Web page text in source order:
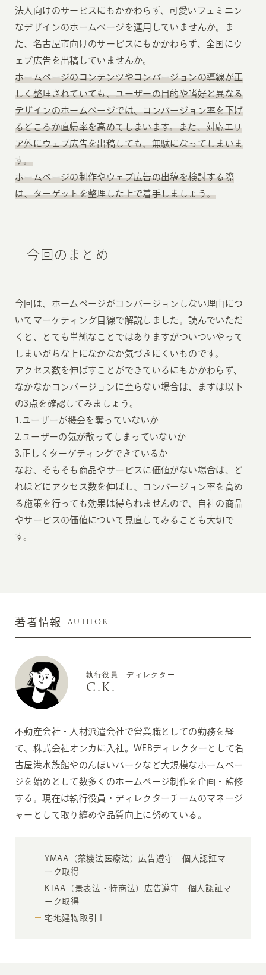
法人向けのサービスにもかかわらず、可愛いフェミニン
なデザインのホームページを運用していませんか。ま
た、名古屋市向けのサービスにもかかわらず、全国にウ
ェブ広告を出稿していませんか。
ホームページのコンテンツやコンバージョンの導線が正
しく整理されていても、ユーザーの目的や嗜好と異なる
デザインのホームページでは、コンバージョン率を下げ
るどころか直帰率を高めてしまいます。また、対応エリ
ア外にウェブ広告を出稿しても、無駄になってしまいま
す。
ホームページの制作やウェブ広告の出稿を検討する際
は、ターゲットを整理した上で着手しましょう。
今回のまとめ
今回は、ホームページがコンバージョンしない理由につ
いてマーケティング目線で解説しました。読んでいただ
くと、とても単純なことではありますがついついやって
しまいがちな上になかなか気づきにくいものです。
アクセス数を伸ばすことができているにもかかわらず、
なかなかコンバージョンに至らない場合は、まずは以下
の3点を確認してみましょう。
1.ユーザーが機会を奪っていないか
2.ユーザーの気が散ってしまっていないか
3.正しくターゲティングできているか
なお、そもそも商品やサービスに価値がない場合は、ど
れほどにアクセス数を伸ばし、コンバージョン率を高め
る施策を行っても効果は得られませんので、自社の商品
やサービスの価値について見直してみることも大切で
す。
著者情報 AUTHOR
執行役員 ディレクター
C.K.
不動産会社・人材派遣会社で営業職としての勤務を経
て、株式会社オンカに入社。WEBディレクターとして名
古屋港水族館やのんほいパークなど大規模なホームペー
ジを始めとして数多くのホームページ制作を企画・監修
する。現在は執行役員・ディレクターチームのマネージ
ャーとして取り纏めや品質向上に努めている。
YMAA（薬機法医療法）広告遵守 個人認証マ
ーク取得
KTAA（景表法・特商法）広告遵守 個人認証マ
ーク取得
宅地建物取引士